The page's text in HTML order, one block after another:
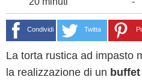
Condividi Twitta
La torta rustica ad impasto
la realizzazione di un